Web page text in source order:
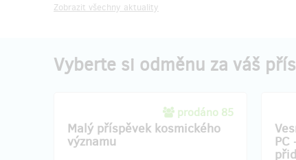
Zobrazit všechny aktuality
Vyberte si odměnu za váš
prodáno 85
Malý příspěvek kosmického
významu PC